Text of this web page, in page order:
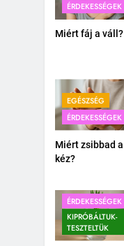
ÉRDEKESSÉGEK
Miért fáj a váll?
EGÉSZSÉG
ÉRDEKESSÉGEK
Miért zsibbad a
kéz?
ÉRDEKESSÉGEK
KIPRÓBÁLTUK-
TESZTELTÜK